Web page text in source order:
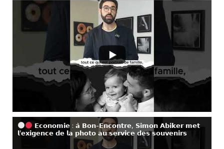
𝗘𝗰𝗼𝗻𝗼𝗺𝗶𝗲 : 𝗮̀ 𝗕𝗼𝗻-𝗘𝗻𝗰𝗼𝗻𝘁𝗿𝗲, 𝗦𝗶𝗺𝗼𝗻 𝗔𝗯𝗶𝗸𝗲𝗿 𝗺𝗲𝘁
𝗹’𝗲𝘅𝗶𝗴𝗲𝗻𝗰𝗲 𝗱𝗲 𝗹𝗮 𝗽𝗵𝗼𝘁𝗼 𝗮𝘂 𝘀𝗲𝗿𝘃𝗶𝗰𝗲 𝗱𝗲𝘀 𝘀𝗼𝘂𝘃𝗲𝗻𝗶𝗿𝘀